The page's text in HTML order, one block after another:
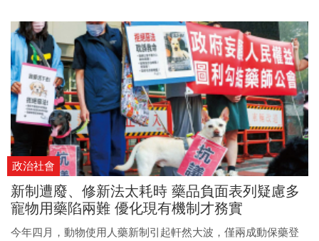
政治社會
新制遭廢、修新法太耗時 藥品負面表列疑慮多
寵物用藥陷兩難 優化現有機制才務實
今年四月，動物使用人藥新制引起軒然大波，僅兩成動保藥登